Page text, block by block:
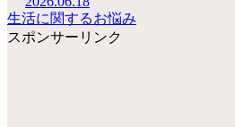
生活に関するお悩み
スポンサーリンク